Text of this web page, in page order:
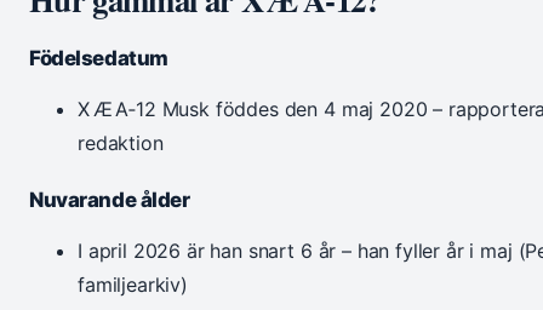
Födelsedatum
X Æ A‑12 Musk föddes den 4 maj 2020 –
redaktion
Nuvarande ålder
I april 2026 är han snart 6 år – han fyller år i maj
familjearkiv)